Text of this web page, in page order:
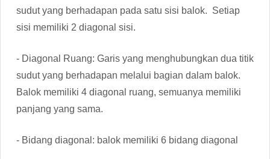
sudut yang berhadapan pada satu sisi balok. Setiap
sisi memiliki 2 diagonal sisi.
- Diagonal Ruang: Garis yang menghubungkan dua titik
sudut yang berhadapan melalui bagian dalam balok.
Balok memiliki 4 diagonal ruang, semuanya memiliki
panjang yang sama.
- Bidang diagonal: balok memiliki 6 bidang diagonal